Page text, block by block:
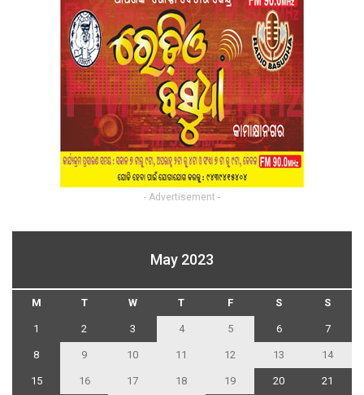
- Advertisement -
May 2023
M T W T F S S
1 2 3 4 5 6 7
8 9 10 11 12 13 14
15 16 17 18 19 20 21